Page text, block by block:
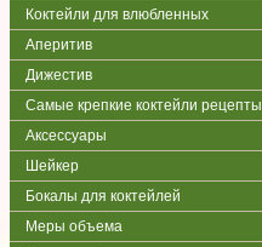
Коктейли для влюбленных
Аперитив
Дижестив
Самые крепкие коктейли рецепты
Аксессуары
Шейкер
Бокалы для коктейлей
Меры объема